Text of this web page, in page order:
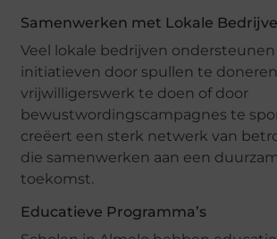
Samenwerken met Lokale
Veel lokale bedrijven ondersteunen
initiatieven door spullen te
vrijwilligerswerk te doen of door
bewustwordingscampagnes te
creëert een sterk netwerk van
die samenwerken aan een
toekomst.
Educatieve Programma’s